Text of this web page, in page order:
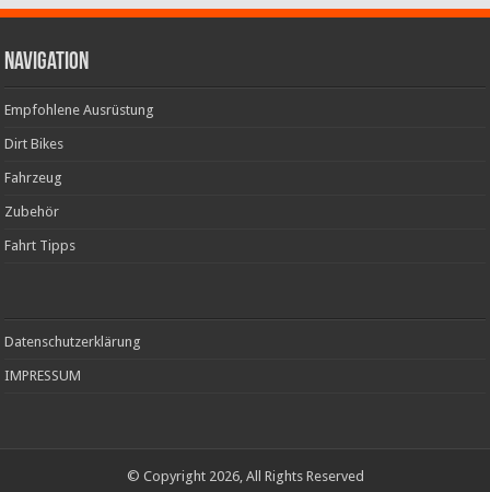
Navigation
Empfohlene Ausrüstung
Dirt Bikes
Fahrzeug
Zubehör
Fahrt Tipps
Datenschutzerklärung
IMPRESSUM
© Copyright 2026, All Rights Reserved